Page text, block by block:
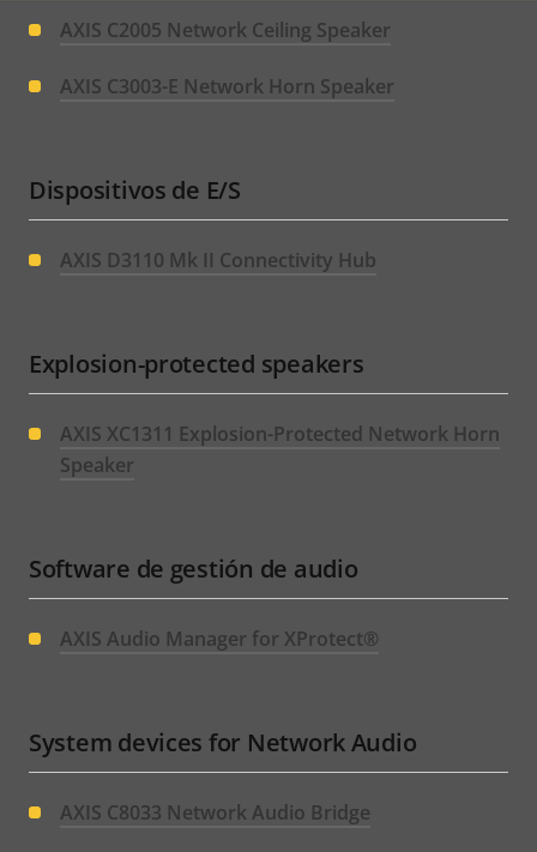
AXIS C2005 Network Ceiling Speaker
AXIS C3003-E Network Horn Speaker
Dispositivos de E/S
AXIS D3110 Mk II Connectivity Hub
Explosion-protected speakers
AXIS XC1311 Explosion-Protected Network Horn
Speaker
Software de gestión de audio
AXIS Audio Manager for XProtect®
System devices for Network Audio
AXIS C8033 Network Audio Bridge
menu